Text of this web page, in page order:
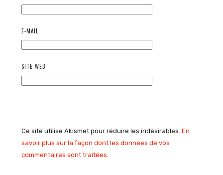
E-MAIL
SITE WEB
Ce site utilise Akismet pour réduire les indésirables. En
savoir plus sur la façon dont les données de vos
commentaires sont traitées.